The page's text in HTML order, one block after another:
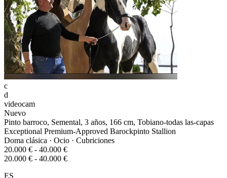
c
d
videocam
Nuevo
Pinto barroco, Semental, 3 años, 166 cm, Tobiano-todas las-capas
Exceptional Premium-Approved Barockpinto Stallion
Doma clásica · Ocio · Cubriciones
20.000 € - 40.000 €
20.000 € - 40.000 €
ES